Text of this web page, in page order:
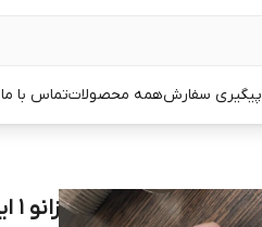
پیگیری سفارشهمه محصولاتتماس با ما